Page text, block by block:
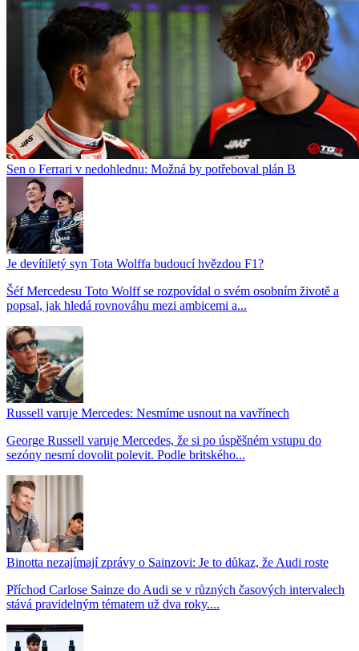
Sen o Ferrari v nedohlednu: Možná by potřeboval plán B
Je devítiletý syn Tota Wolffa budoucí hvězdou F1?
Šéf Mercedesu Toto Wolff se rozpovídal o svém osobním životě a
popsal, jak hledá rovnováhu mezi ambicemi a...
Russell varuje Mercedes: Nesmíme usnout na vavřínech
George Russell varuje Mercedes, že si po úspěšném vstupu do
sezóny nesmí dovolit polevit. Podle britského...
Binotta nezajímají zprávy o Sainzovi: Je to důkaz, že Audi roste
Příchod Carlose Sainze do Audi se v různých časových intervalech
stává pravidelným tématem už dva roky....